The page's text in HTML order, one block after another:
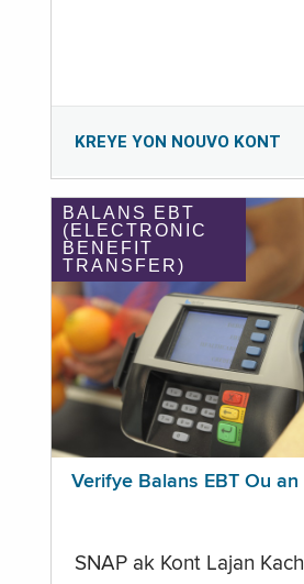
KREYE YON NOUVO KONT
BALANS EBT
(ELECTRONIC
BENEFIT
TRANSFER)
Verifye Balans EBT Ou an
SNAP ak Kont Lajan Kach